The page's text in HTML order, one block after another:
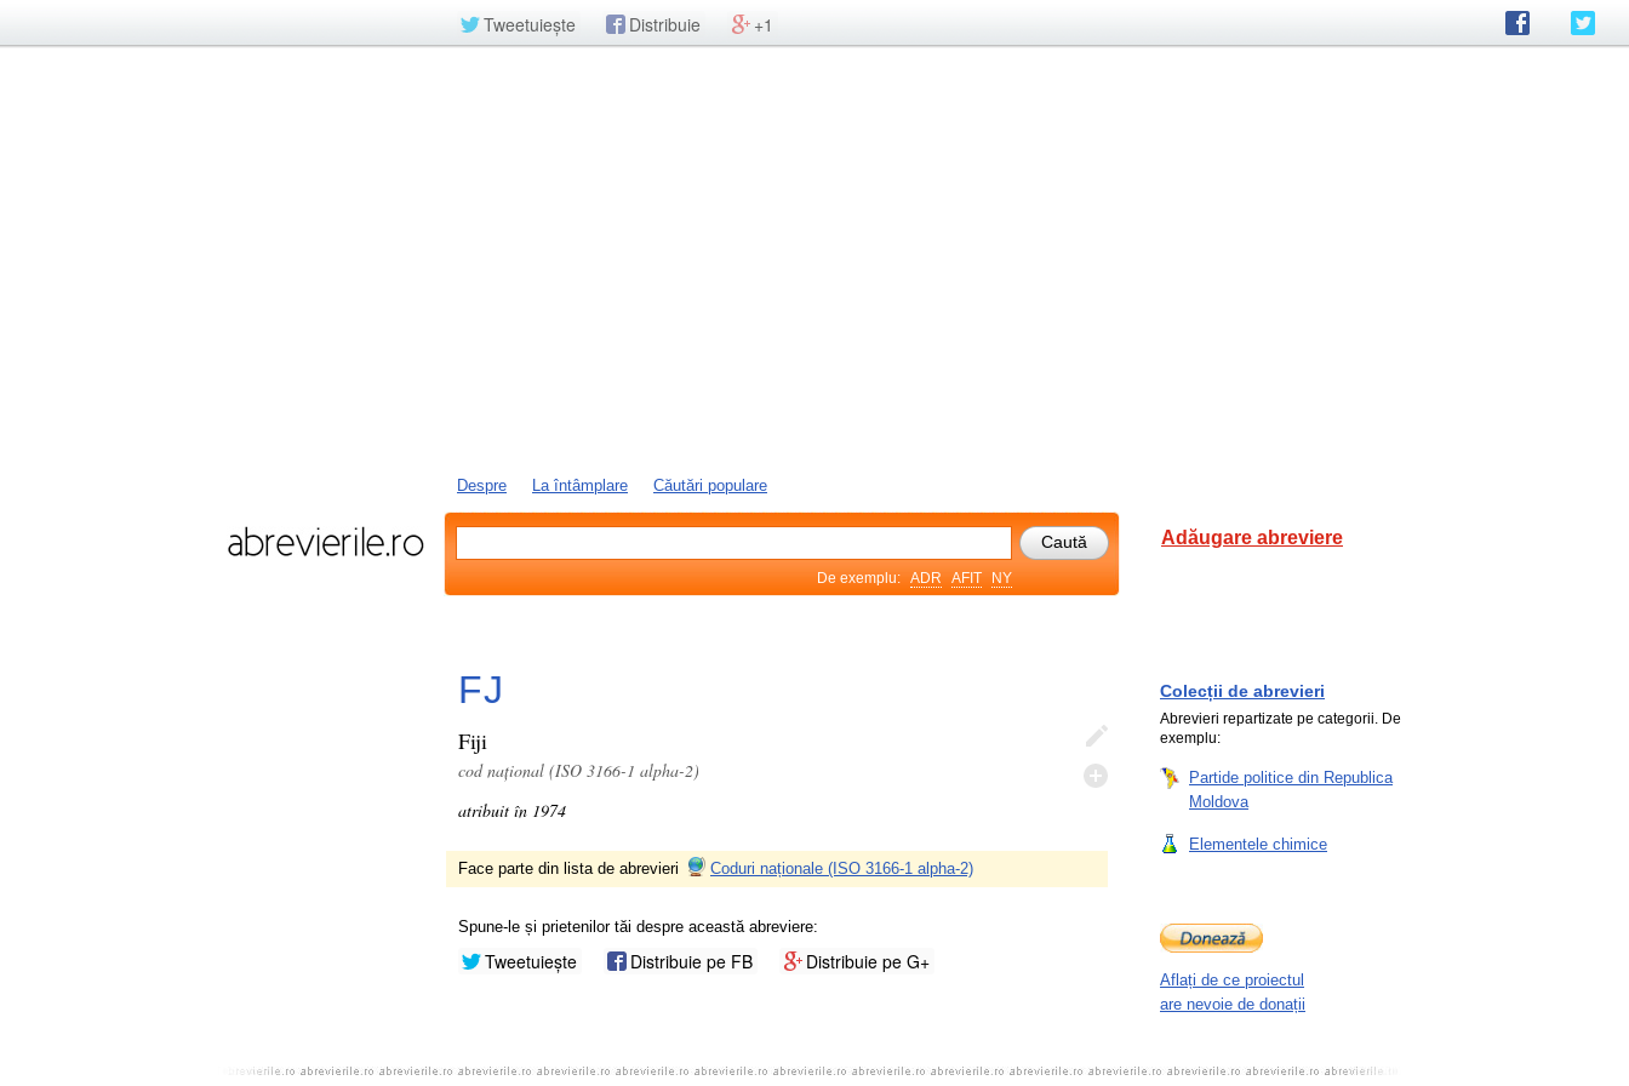
Tweetuiește Distribuie +1
Despre La întâmplare Căutări populare
De exemplu: ADR AFIT NY
Adăugare abreviere
FJ
Fiji
cod național (ISO 3166-1 alpha-2)
atribuit în 1974
Face parte din lista de abrevieri Coduri naționale (ISO 3166-1 alpha-2)
Spune-le și prietenilor tăi despre această abreviere:
Tweetuiește Distribuie pe FB Distribuie pe G+
Colecții de abrevieri
Abrevieri repartizate pe categorii. De
exemplu:
Partide politice din Republica
Moldova
Elementele chimice
Aflați de ce proiectul
are nevoie de donații